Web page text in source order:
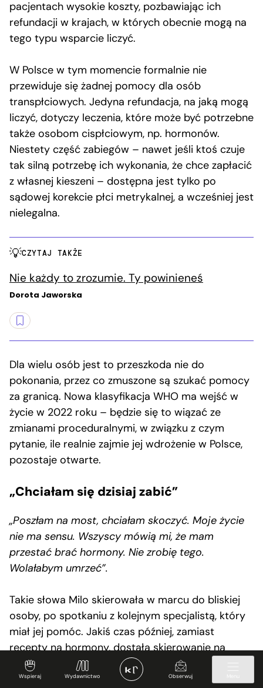
Wspieraj Wydawnictwo Obserwuj
pacjentach wysokie koszty, pozbawiając ich
refundacji w krajach, w których obecnie mogą na
tego typu wsparcie liczyć.
W Polsce w tym momencie formalnie nie
przewiduje się żadnej pomocy dla osób
transpłciowych. Jedyna refundacja, na jaką mogą
liczyć, dotyczy leczenia, które może być potrzebne
także osobom cispłciowym, np. hormonów.
Niestety część zabiegów – nawet jeśli ktoś czuje
tak silną potrzebę ich wykonania, że chce zapłacić
z własnej kieszeni – dostępna jest tylko po
sądowej korekcie płci metrykalnej, a wcześniej jest
nielegalna.
CZYTAJ TAKŻE
Nie każdy to zrozumie. Ty powinieneś
Dorota Jaworska
Dla wielu osób jest to przeszkoda nie do
pokonania, przez co zmuszone są szukać pomocy
za granicą. Nowa klasyfikacja WHO ma wejść w
życie w 2022 roku – będzie się to wiązać ze
zmianami proceduralnymi, w związku z czym
pytanie, ile realnie zajmie jej wdrożenie w Polsce,
pozostaje otwarte.
„Chciałam się dzisiaj zabić”
„Poszłam na most, chciałam skoczyć. Moje życie
nie ma sensu. Wszyscy mówią mi, że mam
przestać brać hormony. Nie zrobię tego.
Wolałabym umrzeć”.
Takie słowa Milo skierowała w marcu do bliskiej
osoby, po spotkaniu z kolejnym specjalistą, który
miał jej pomóc. Jakiś czas później, zamiast
recepty na hormony, dostała skierowanie na
oddział psychiatryczny. Zdecydowała się nie iść.
Przydzieliliby ją na zły oddział, używaliby